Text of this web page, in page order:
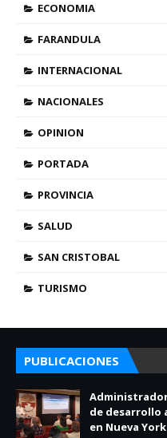
ECONOMIA
FARANDULA
INTERNACIONAL
NACIONALES
OPINION
PORTADA
PROVINCIA
SALUD
SAN CRISTOBAL
TURISMO
PUBLICACIONES
de desarrollo
en Nueva York